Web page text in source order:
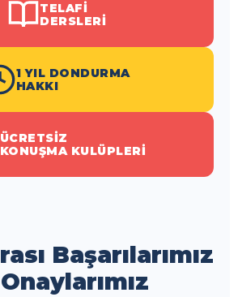
TELAFI
DERSLERI
1 YIL DONDURMA
HAKKI
ÜCRETSIZ
KONUŞMA KULÜPLERI
Başarılarımız